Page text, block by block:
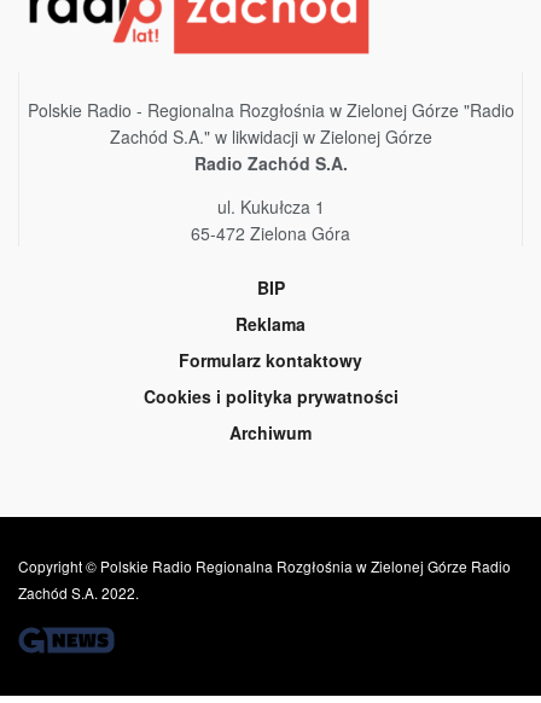
Polskie Radio - Regionalna Rozgłośnia w Zielonej Górze "Radio
Zachód S.A." w likwidacji w Zielonej Górze
Radio Zachód S.A.
ul. Kukułcza 1
65-472 Zielona Góra
BIP
Reklama
Formularz kontaktowy
Cookies i polityka prywatności
Archiwum
Copyright © Polskie Radio Regionalna Rozgłośnia w Zielonej Górze Radio
Zachód S.A. 2022.